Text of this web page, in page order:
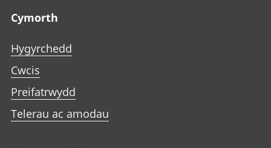
Cymorth
Hygyrchedd
Cwcis
Preifatrwydd
Telerau ac amodau